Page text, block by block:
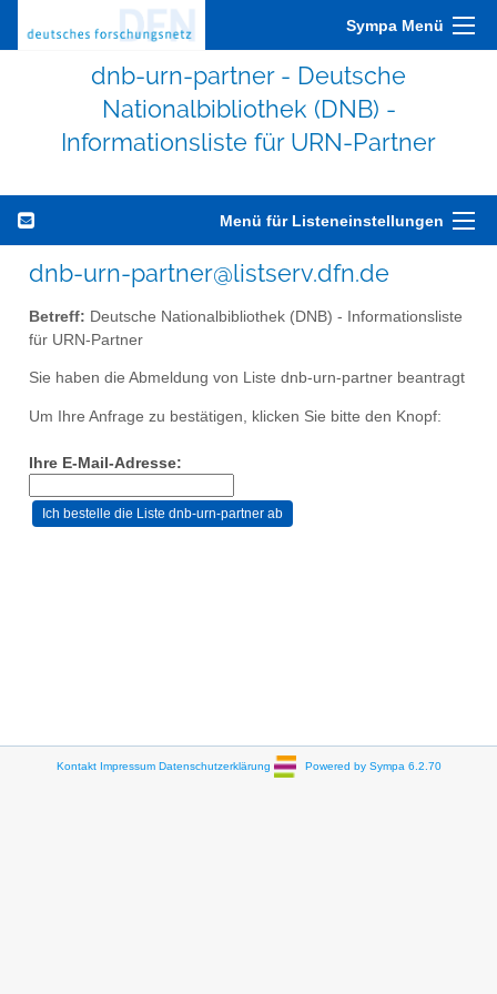
Sympa Menü
dnb-urn-partner - Deutsche
Nationalbibliothek (DNB) -
Informationsliste für URN-Partner
Menü für Listeneinstellungen
dnb-urn-partner@listserv.dfn.de
Betreff: Deutsche Nationalbibliothek (DNB) - Informationsliste
für URN-Partner
Sie haben die Abmeldung von Liste dnb-urn-partner beantragt
Um Ihre Anfrage zu bestätigen, klicken Sie bitte den Knopf:
Ihre E-Mail-Adresse:
Kontakt Impressum Datenschutzerklärung Powered by Sympa 6.2.70